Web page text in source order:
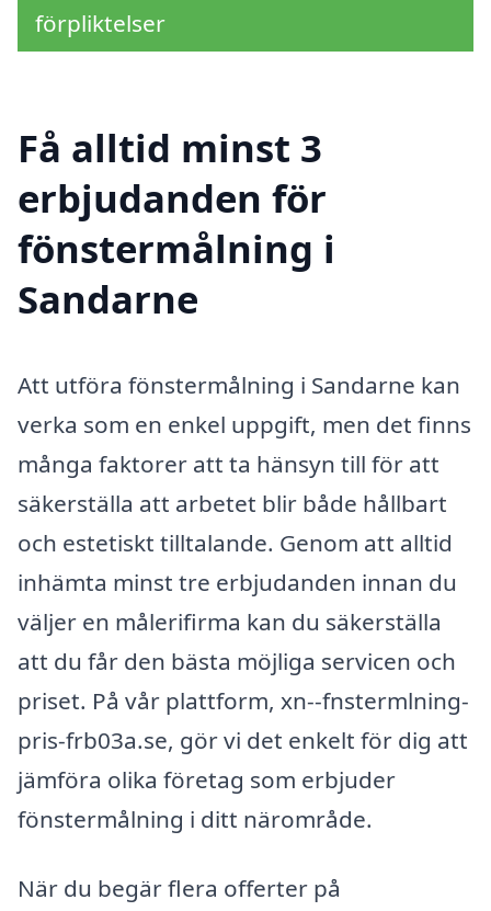
förpliktelser
Få alltid minst 3
erbjudanden för
fönstermålning i
Sandarne
Att utföra fönstermålning i Sandarne kan
verka som en enkel uppgift, men det finns
många faktorer att ta hänsyn till för att
säkerställa att arbetet blir både hållbart
och estetiskt tilltalande. Genom att alltid
inhämta minst tre erbjudanden innan du
väljer en målerifirma kan du säkerställa
att du får den bästa möjliga servicen och
priset. På vår plattform, xn--fnstermlning-
pris-frb03a.se, gör vi det enkelt för dig att
jämföra olika företag som erbjuder
fönstermålning i ditt närområde.
När du begär flera offerter på